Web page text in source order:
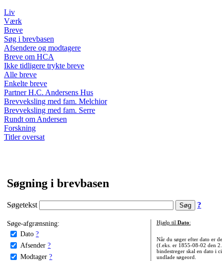
Liv
Værk
Breve
Søg i brevbasen
Afsendere og modtagere
Breve om HCA
Ikke tidligere trykte breve
Alle breve
Enkelte breve
Partner H.C. Andersens Hus
Brevveksling med fam. Melchior
Brevveksling med fam. Serre
Rundt om Andersen
Forskning
Titler oversat
Søgning i brevbasen
Søgetekst ?
Søge-afgrænsning:
Dato ?
Afsender ?
Modtager ?
Hjælp til Dato:
Når du søger efter dato er
(f.eks. er 1855-08-02 den
bindestreger skal en dato i
undlade søgeord.